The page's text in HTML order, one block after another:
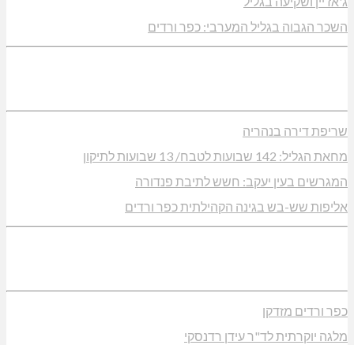
השכר הגבוה בגליל המערבי: כפר ורדים
שריפת דירה בנהריה
מחאת הגליל: 142 שבועות לטבח/ 13 שבועות לתיקון
המגרשים בעין יעקב: חשש לתיבת פנדורה
אליפות שש-בש בגינה הקהילתית כפר ורדים
כפר ורדים מזדקן
מלגה יוקרתית לד"ר עידן רדנסקי